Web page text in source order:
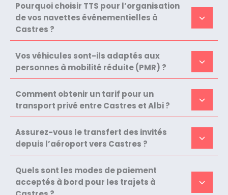
Pourquoi choisir TTS pour l’organisation
de vos navettes événementielles à
Castres ?
Vos véhicules sont-ils adaptés aux
personnes à mobilité réduite (PMR) ?
Comment obtenir un tarif pour un
transport privé entre Castres et Albi ?
Assurez-vous le transfert des invités
depuis l’aéroport vers Castres ?
Quels sont les modes de paiement
acceptés à bord pour les trajets à